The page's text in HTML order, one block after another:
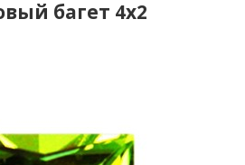
багет 4х2